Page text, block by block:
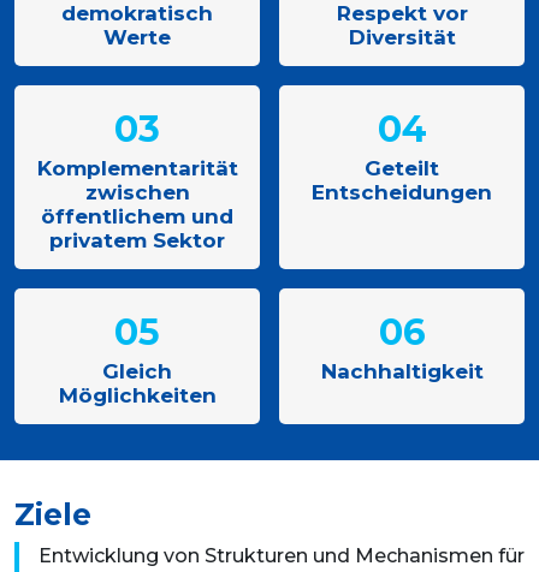
demokratisch
Werte
Respekt vor
Diversität
03
Komplementarität
zwischen
öffentlichem und
privatem Sektor
04
Geteilt
Entscheidungen
05
Gleich
Möglichkeiten
06
Nachhaltigkeit
Ziele
Entwicklung von Strukturen und Mechanismen für